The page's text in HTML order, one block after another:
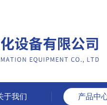
于我们 产品中